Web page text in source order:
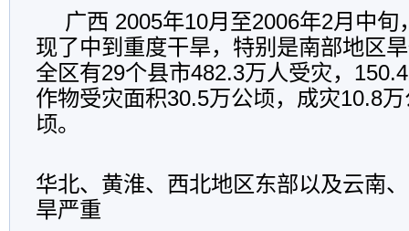
广西 2005年10月至2006年2月中
现了中到重度干旱，特别是南部地区
全区有29个县市482.3万人受灾，
作物受灾面积30.5万公顷，成灾10.8
顷。
华北、黄淮、西北地区东部以及云南
旱严重